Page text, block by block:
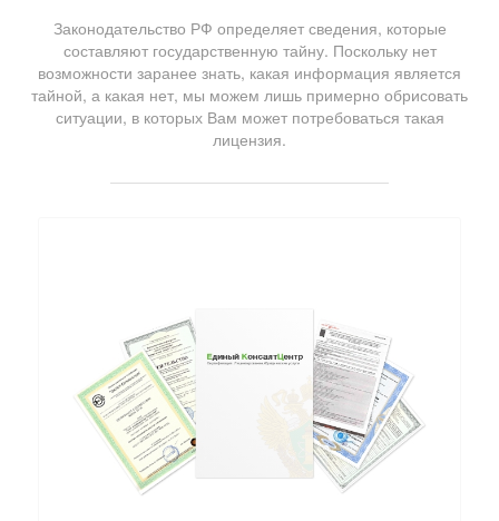
Законодательство РФ определяет сведения, которые
составляют государственную тайну. Поскольку нет
возможности заранее знать, какая информация является
тайной, а какая нет, мы можем лишь примерно обрисовать
ситуации, в которых Вам может потребоваться такая
лицензия.